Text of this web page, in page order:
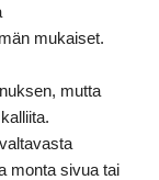
mukaiset.
mutta
monta sivua tai